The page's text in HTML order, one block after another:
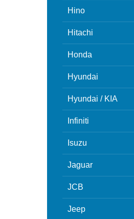
Hino
Hitachi
Honda
Hyundai
Hyundai / KIA
Infiniti
Isuzu
Jaguar
JCB
Jeep